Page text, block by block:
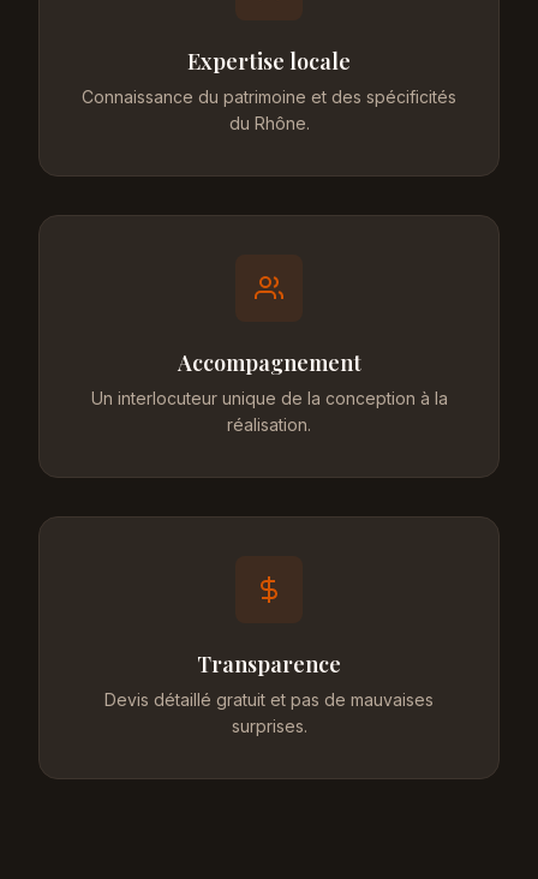
Expertise locale
Connaissance du patrimoine et des spécificités
du Rhône.
Accompagnement
Un interlocuteur unique de la conception à la
réalisation.
Transparence
Devis détaillé gratuit et pas de mauvaises
surprises.